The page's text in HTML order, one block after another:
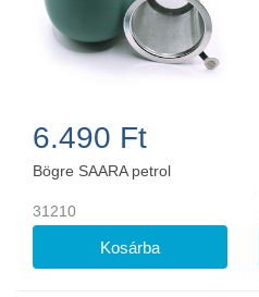
6.490 Ft
Bögre SAARA petrol
31210